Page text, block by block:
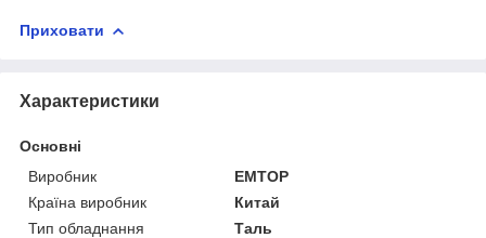
Приховати
Характеристики
Основні
Виробник
EMTOP
Країна виробник
Китай
Тип обладнання
Таль